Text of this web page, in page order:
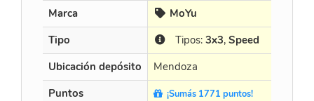
Marca MoYu
Tipo
Tipos: 3x3, Speed
Ubicación depósito
Mendoza
Puntos
¡Sumás 1771 puntos!